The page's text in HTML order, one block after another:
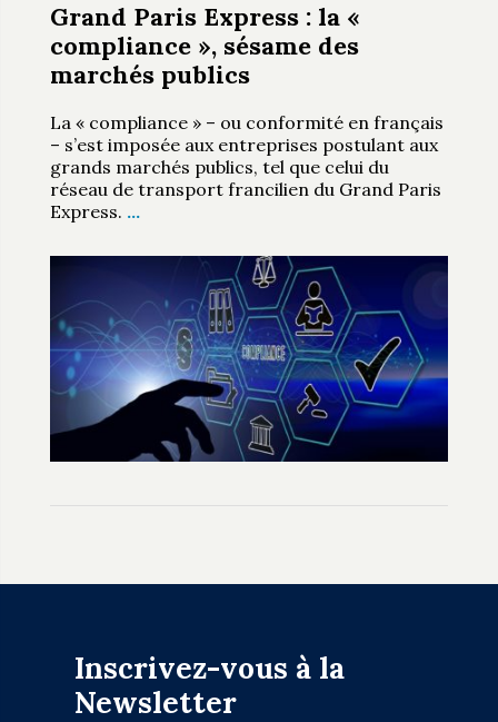
Grand Paris Express : la «
compliance », sésame des
marchés publics
La « compliance » – ou conformité en français
– s’est imposée aux entreprises postulant aux
grands marchés publics, tel que celui du
réseau de transport francilien du Grand Paris
Express. …
Inscrivez-vous à la
Newsletter